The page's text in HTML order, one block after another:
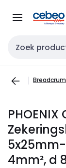
naar
naar
Zoekveld invoer
PHOENIX
4mm², d